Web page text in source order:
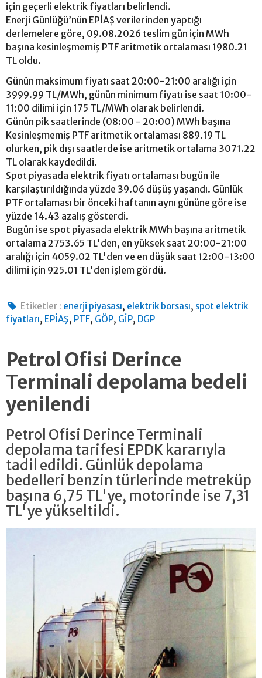
için geçerli elektrik fiyatları belirlendi.
Enerji Günlüğü’nün EPİAŞ verilerinden yaptığı
derlemelere göre, 09.08.2026 teslim gün için MWh
başına kesinleşmemiş PTF aritmetik ortalaması 1980.21
TL oldu.
Günün maksimum fiyatı saat 20:00-21:00 aralığı için
3999.99 TL/MWh, günün minimum fiyatı ise saat 10:00-
11:00 dilimi için 175 TL/MWh olarak belirlendi.
Günün pik saatlerinde (08:00 - 20:00) MWh başına
Kesinleşmemiş PTF aritmetik ortalaması 889.19 TL
olurken, pik dışı saatlerde ise aritmetik ortalama 3071.22
TL olarak kaydedildi.
Spot piyasada elektrik fiyatı ortalaması bugün ile
karşılaştırıldığında yüzde 39.06 düşüş yaşandı. Günlük
PTF ortalaması bir önceki haftanın aynı gününe göre ise
yüzde 14.43 azalış gösterdi.
Bugün ise spot piyasada elektrik MWh başına aritmetik
ortalama 2753.65 TL'den, en yüksek saat 20:00-21:00
aralığı için 4059.02 TL'den ve en düşük saat 12:00-13:00
dilimi için 925.01 TL'den işlem gördü.
Etiketler : enerji piyasası, elektrik borsası, spot elektrik
fiyatları, EPİAŞ, PTF, GÖP, GİP, DGP
Petrol Ofisi Derince
Terminali depolama bedeli
yenilendi
Petrol Ofisi Derince Terminali
depolama tarifesi EPDK kararıyla
tadil edildi. Günlük depolama
bedelleri benzin türlerinde metreküp
başına 6,75 TL'ye, motorinde ise 7,31
TL'ye yükseltildi.